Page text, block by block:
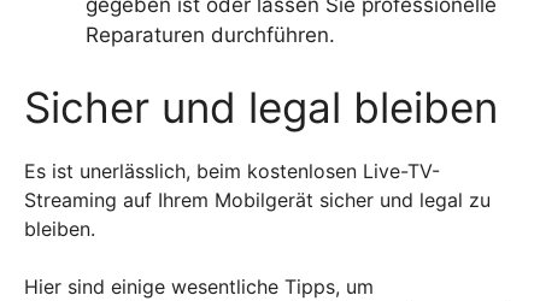
gegeben ist oder lassen Sie professionelle
Reparaturen durchführen.
Sicher und legal bleiben
Es ist unerlässlich, beim kostenlosen Live-TV-
Streaming auf Ihrem Mobilgerät sicher und legal zu
bleiben.
Hier sind einige wesentliche Tipps, um